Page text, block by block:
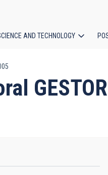
AND TECHNOLOGY
GESTOR